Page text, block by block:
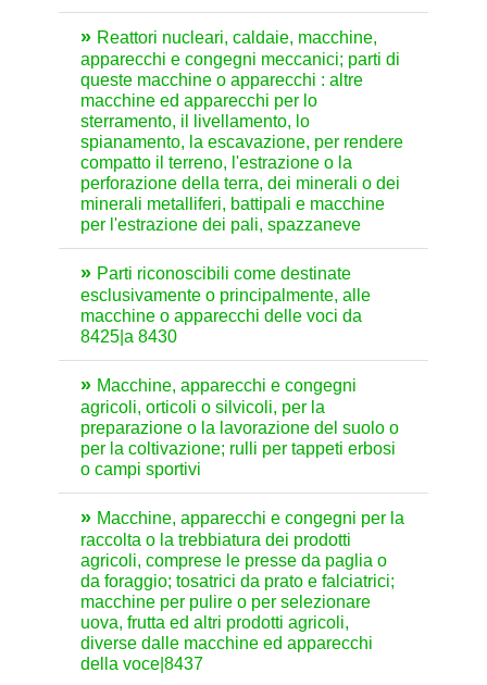
Reattori nucleari, caldaie, macchine,
apparecchi e congegni meccanici; parti di
queste macchine o apparecchi : altre
macchine ed apparecchi per lo
sterramento, il livellamento, lo
spianamento, la escavazione, per rendere
compatto il terreno, l'estrazione o la
perforazione della terra, dei minerali o dei
minerali metalliferi, battipali e macchine
per l'estrazione dei pali, spazzaneve
Parti riconoscibili come destinate
esclusivamente o principalmente, alle
macchine o apparecchi delle voci da
8425|a 8430
Macchine, apparecchi e congegni
agricoli, orticoli o silvicoli, per la
preparazione o la lavorazione del suolo o
per la coltivazione; rulli per tappeti erbosi
o campi sportivi
Macchine, apparecchi e congegni per la
raccolta o la trebbiatura dei prodotti
agricoli, comprese le presse da paglia o
da foraggio; tosatrici da prato e falciatrici;
macchine per pulire o per selezionare
uova, frutta ed altri prodotti agricoli,
diverse dalle macchine ed apparecchi
della voce|8437